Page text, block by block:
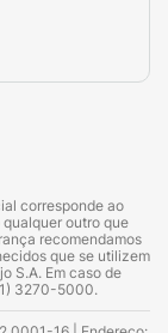
corresponde ao
outro que
recomendamos
que se utilizem
S.A. Em caso de
3270-5000.